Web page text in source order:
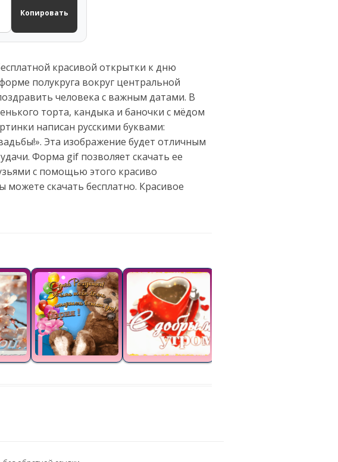
Копировать
красивой открытки к дню
полукруга вокруг центральной
человека с важным датами. В
торта, кандыка и баночки с мёдом
написан русскими буквами:
Эта изображение будет отличным
Форма gif позволяет скачать ее
с помощью этого красиво
скачать бесплатно. Красивое